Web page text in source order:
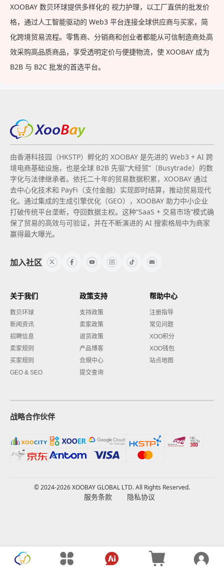
XOOBAY 数贝环球提供多样化的 视力护理，以工厂直供的批发价
格，通过人工智能驱动的 Web3 平台连接全球供应商与买家，简
化跨境贸易流程。零售商、分销商和创业者都能从可信制造商处高
效采购高品质商品，享受透明定价与便捷物流，使 XOOBAY 成为
B2B 与 B2C 批发的首选平台。
由香港科技园（HKSTP）孵化的 XOOBAY 是先进的 Web3 + AI 跨
境电商基础设施，也是全球 B2B 先驱“大经贸”（Busytrade）的数
字化与法律继承者。依托二十年的贸易数据积累，XOOBAY 通过
去中心化技术和 PayFi（支付金融）实现即时结算，推动贸易现代
化。通过集成的生成引擎优化（GEO），XOOBAY 助力中小企业
打破传统平台垄断，夺回数据主权。这种“SaaS + 交易市场”模式确
保了贸易的高效与可验证，并在不断演进的 AI 搜索格局中为商家
赢得最大曝光。
加入社区
关于我们
数贝环球
新闻资讯
招聘信息
卖家规则
买家规则
GEO & SEO
政策支持
支持政策
卖家政策
退货政策
产品博客
合規中心
提交查询
帮助中心
注册指导
常见问题
XOO积分
XOO钱包
站点地图
战略合作伙伴
© 2024-2026 XOOBAY GLOBAL LTD. All Rights Reserved.
服务条款 隐私协议